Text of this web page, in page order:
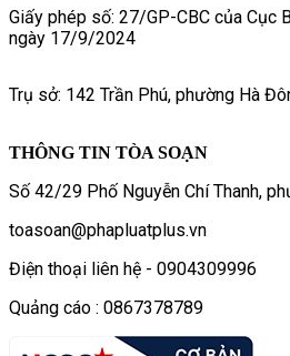
Giấy phép số: 27/GP-CBC của Cục
ngày 17/9/2024
Trụ sở: 142 Trần Phú, phường Hà
THÔNG TIN TÒA SOẠN
Số 42/29 Phố Nguyễn Chí Thanh,
toasoan@phapluatplus.vn
Điện thoại liên hệ - 0904309996
Quảng cáo : 0867378789